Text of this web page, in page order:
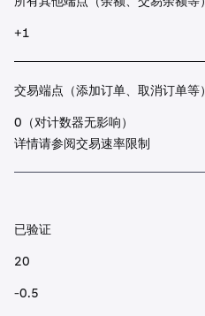
+1
交易端点（添加订单、取消订单等）
0（对计数器无影响）
详情请参阅交易速率限制
已验证
20
-0.5